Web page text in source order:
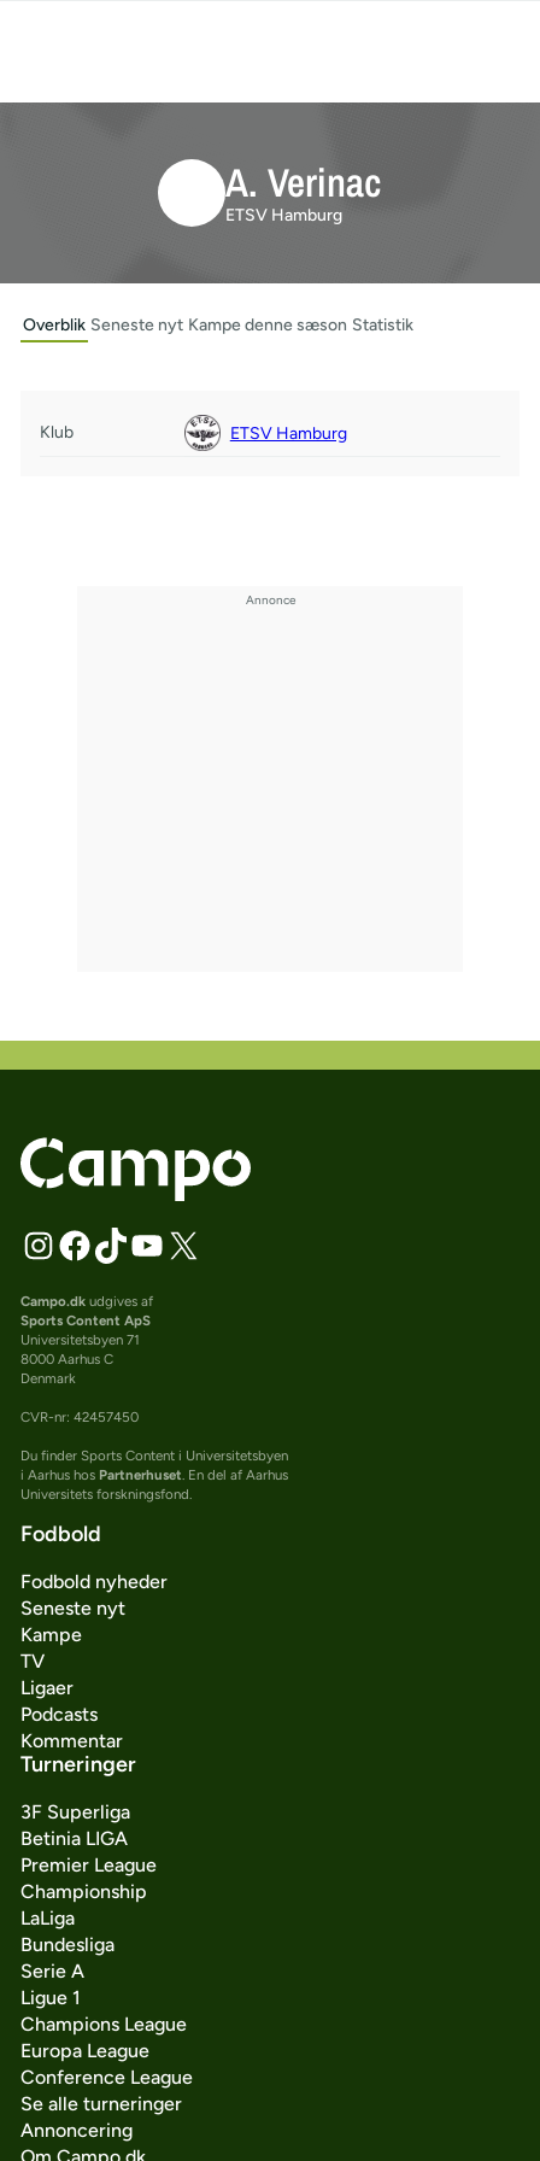
A. Verinac
ETSV Hamburg
Overblik Seneste nyt Kampe denne sæson Statistik
Klub ETSV Hamburg
Campo.dkudgives af
Sports Content ApS
Universitetsbyen 71
8000 Aarhus C
Denmark
CVR-nr: 42457450
Du finder Sports Content i Universitetsbyen
i Aarhus hos Partnerhuset. En del af Aarhus
Universitets forskningsfond.
Fodbold
Fodbold nyheder
Seneste nyt
Kampe
TV
Ligaer
Podcasts
Kommentar
Turneringer
3F Superliga
Betinia LIGA
Premier League
Championship
LaLiga
Bundesliga
Serie A
Ligue 1
Champions League
Europa League
Conference League
Se alle turneringer
Annoncering